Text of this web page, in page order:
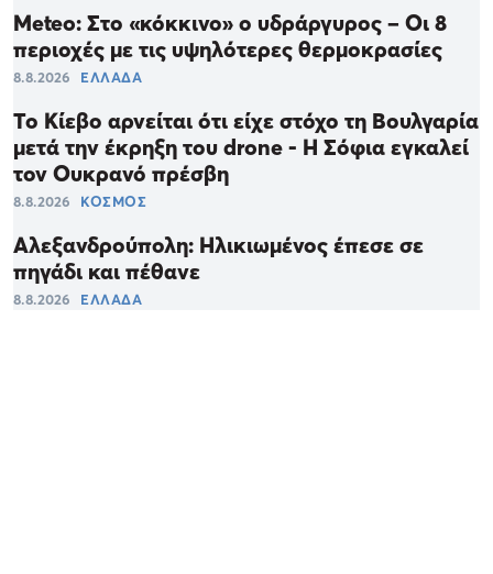
Meteo: Στο «κόκκινο» ο υδράργυρος – Οι 8
περιοχές με τις υψηλότερες θερμοκρασίες
8.8.2026 ΕΛΛΑΔΑ
Το Κίεβο αρνείται ότι είχε στόχο τη Βουλγαρία
μετά την έκρηξη του drone - Η Σόφια εγκαλεί
τον Ουκρανό πρέσβη
8.8.2026 ΚΟΣΜΟΣ
Αλεξανδρούπολη: Ηλικιωμένος έπεσε σε
πηγάδι και πέθανε
8.8.2026 ΕΛΛΑΔΑ